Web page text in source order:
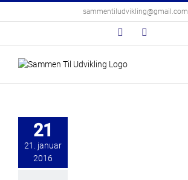
sammentiludvikling@gmail.com
Facebook
21
21. januar
2016
byggeri
My name is